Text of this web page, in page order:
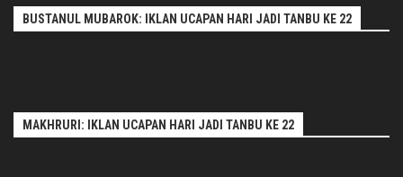
BUSTANUL MUBAROK: IKLAN UCAPAN HARI JADI TANBU KE 22
MAKHRURI: IKLAN UCAPAN HARI JADI TANBU KE 22